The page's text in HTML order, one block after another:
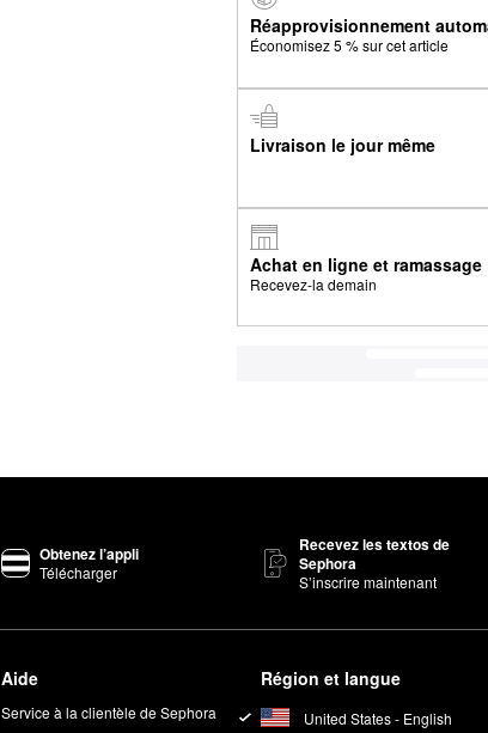
Réapprovisionnement
Économisez 5 % sur cet article
Livraison le jour même
Achat en ligne et ramassage
Recevez-la demain
Obtenez l’appli
Télécharger
Recevez les textos de
Sephora
S’inscrire maintenant
Aide
Service à la clientèle de Sephora
Région et langue
United States - English